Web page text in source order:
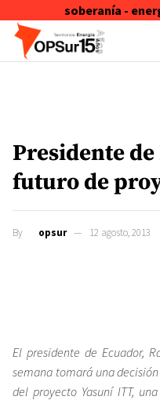
soberanía -
Skip to content
Presidente
futuro de
By opsur 12 agosto, 2013
El presidente de Ecuador,
semana tomará una
del proyecto Yasuní ITT,